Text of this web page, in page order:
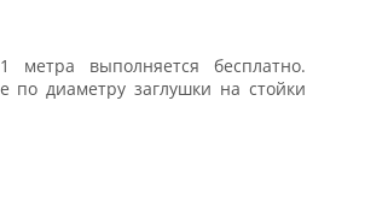
выполняется бесплатно.
по диаметру заглушки на стойки